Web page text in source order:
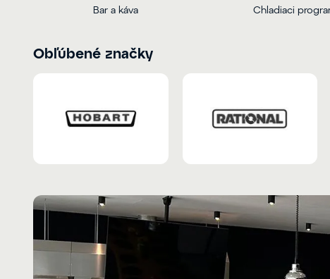
Bar a káva Chladiaci
Obľúbené značky